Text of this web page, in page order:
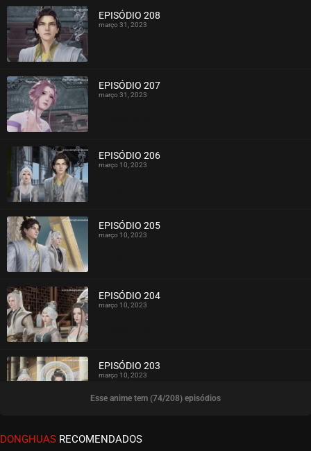
EPISÓDIO 208
março 31, 2023
EPISÓDIO 207
março 31, 2023
EPISÓDIO 206
março 10, 2023
EPISÓDIO 205
março 10, 2023
EPISÓDIO 204
março 10, 2023
ASSISTIDO
EPISÓDIO 203
março 10, 2023
EPISÓDIO 202
Esse anime tem (74/208) episódios
DONGHUAS RECOMENDADOS